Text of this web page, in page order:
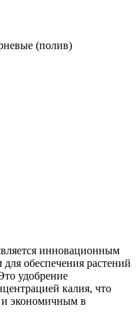
(полив)
инновационным
обеспечения растений
удобрение
калия, что
и экономичным в